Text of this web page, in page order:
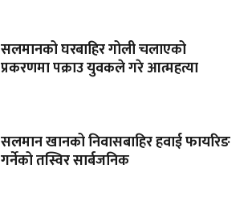
सलमानको घरबाहिर गोली चलाएको
प्रकरणमा पक्राउ युवकले गरे आत्महत्या
सलमान खानको निवासबाहिर हवाई फायरिङ
गर्नेको तस्विर सार्बजनिक